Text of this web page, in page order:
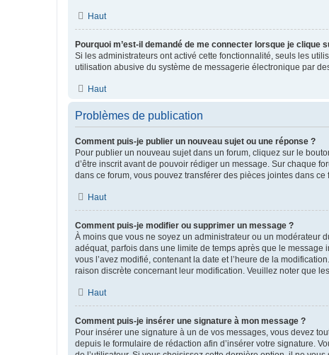
Haut
Pourquoi m’est-il demandé de me connecter lorsque je clique
Si les administrateurs ont activé cette fonctionnalité, seuls les
utilisation abusive du système de messagerie électronique par
Haut
Problèmes de publication
Comment puis-je publier un nouveau sujet ou une réponse ?
Pour publier un nouveau sujet dans un forum, cliquez sur le
d’être inscrit avant de pouvoir rédiger un message. Sur chaque
dans ce forum, vous pouvez transférer des pièces jointes dans ce
Haut
Comment puis-je modifier ou supprimer un message ?
À moins que vous ne soyez un administrateur ou un modérateur
adéquat, parfois dans une limite de temps après que le
vous l’avez modifié, contenant la date et l’heure de la
raison discrète concernant leur modification. Veuillez noter que
Haut
Comment puis-je insérer une signature à mon message ?
Pour insérer une signature à un de vos messages, vous devez
depuis le formulaire de rédaction afin d’insérer votre signature.